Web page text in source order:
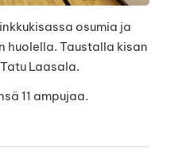
osumia ja
Taustalla kisan
Laasala.
11 ampujaa.